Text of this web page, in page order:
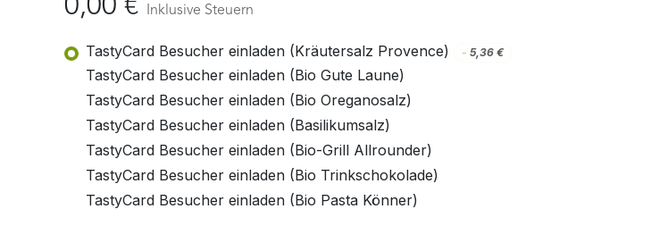
0,00 € Inklusive Steuern
TastyCard Besucher einladen (Kräutersalz Provence) - 5,36€
TastyCard Besucher einladen (Bio Gute Laune)
TastyCard Besucher einladen (Bio Oreganosalz)
TastyCard Besucher einladen (Basilikumsalz)
TastyCard Besucher einladen (Bio-Grill Allrounder)
TastyCard Besucher einladen (Bio Trinkschokolade)
TastyCard Besucher einladen (Bio Pasta Könner)